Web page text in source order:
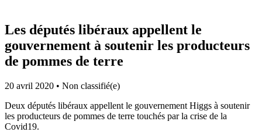
Les députés libéraux appellent le
gouvernement à soutenir les producteurs
de pommes de terre
20 avril 2020 • Non classifié(e)
Deux députés libéraux appellent le gouvernement Higgs à soutenir
les producteurs de pommes de terre touchés par la crise de la
Covid19.